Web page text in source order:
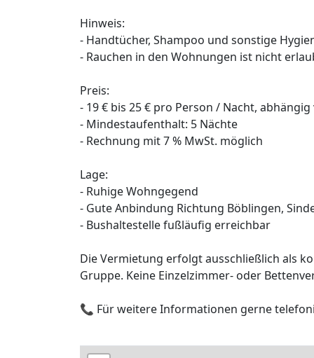
Hinweis:
- Handtücher, Shampoo und sonstige
- Rauchen in den Wohnungen ist nicht
Preis:
- 19 € bis 25 € pro Person / Nacht,
- Mindestaufenthalt: 5 Nächte
- Rechnung mit 7 % MwSt. möglich
Lage:
- Ruhige Wohngegend
- Gute Anbindung Richtung Böblingen,
- Bushaltestelle fußläufig erreichbar
Die Vermietung erfolgt ausschließlich als
Gruppe. Keine Einzelzimmer- oder
📞 Für weitere Informationen gerne